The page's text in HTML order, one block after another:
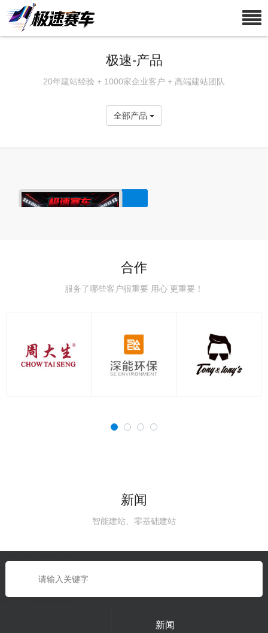
极速-产品
20年建站经验 + 1000家企业客户 + 高端建站团队
全部产品
见误区，避开90%的
力学，读懂速度背后的
统科普，稳住极速的核
识点，决定圈速与安全
道详解，车友刷圈打卡
民用跑车的核心区别解
合作
服务了哪些客户很重要 用心 更重要！
新闻
智能建站、零基础建站
新闻